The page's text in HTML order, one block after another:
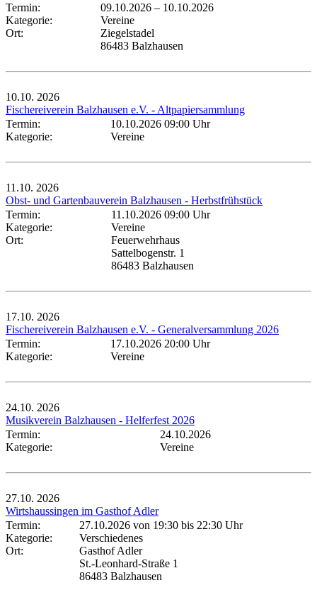
Termin:
09.10.2026 – 10.10.2026
Kategorie:
Vereine
Ort:
Ziegelstadel
86483 Balzhausen
10.10. 2026
Fischereiverein Balzhausen e.V. - Altpapiersammlung
Termin:
10.10.2026 09:00 Uhr
Kategorie:
Vereine
11.10. 2026
Obst- und Gartenbauverein Balzhausen - Herbstfrühstück
Termin:
11.10.2026 09:00 Uhr
Kategorie:
Vereine
Ort:
Feuerwehrhaus
Sattelbogenstr. 1
86483 Balzhausen
17.10. 2026
Fischereiverein Balzhausen e.V. - Generalversammlung 2026
Termin:
17.10.2026 20:00 Uhr
Kategorie:
Vereine
24.10. 2026
Musikverein Balzhausen - Helferfest 2026
Termin:
24.10.2026
Kategorie:
Vereine
27.10. 2026
Wirtshaussingen im Gasthof Adler
Termin:
27.10.2026 von 19:30 bis 22:30 Uhr
Kategorie:
Verschiedenes
Ort:
Gasthof Adler
St.-Leonhard-Straße 1
86483 Balzhausen